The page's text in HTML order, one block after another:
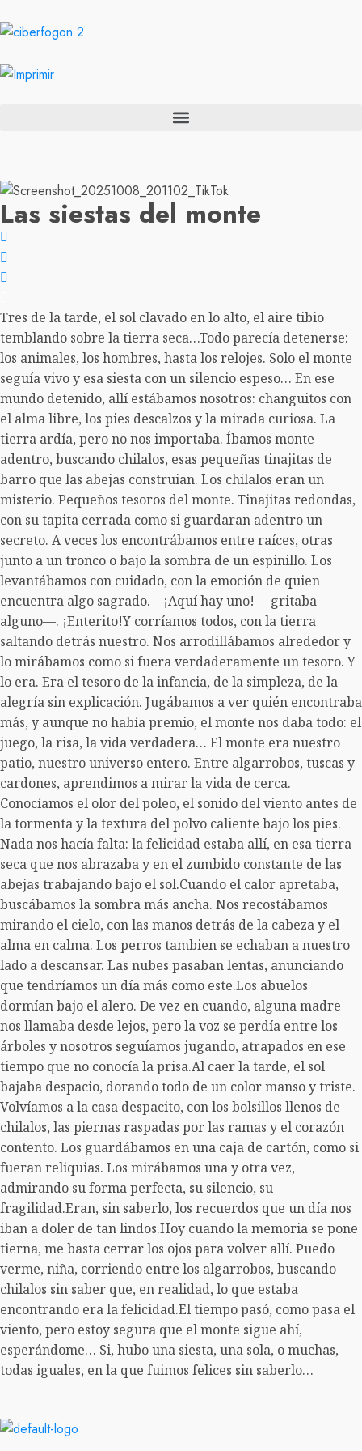
Las siestas del monte
Tres de la tarde, el sol clavado en lo alto, el aire tibio
temblando sobre la tierra seca…Todo parecía detenerse:
los animales, los hombres, hasta los relojes. Solo el monte
seguía vivo y esa siesta con un silencio espeso… En ese
mundo detenido, allí estábamos nosotros: changuitos con
el alma libre, los pies descalzos y la mirada curiosa. La
tierra ardía, pero no nos importaba. Íbamos monte
adentro, buscando chilalos, esas pequeñas tinajitas de
barro que las abejas construian. Los chilalos eran un
misterio. Pequeños tesoros del monte. Tinajitas redondas,
con su tapita cerrada como si guardaran adentro un
secreto. A veces los encontrábamos entre raíces, otras
junto a un tronco o bajo la sombra de un espinillo. Los
levantábamos con cuidado, con la emoción de quien
encuentra algo sagrado.—¡Aquí hay uno! —gritaba
alguno—. ¡Enterito!Y corríamos todos, con la tierra
saltando detrás nuestro. Nos arrodillábamos alrededor y
lo mirábamos como si fuera verdaderamente un tesoro. Y
lo era. Era el tesoro de la infancia, de la simpleza, de la
alegría sin explicación. Jugábamos a ver quién encontraba
más, y aunque no había premio, el monte nos daba todo: el
juego, la risa, la vida verdadera… El monte era nuestro
patio, nuestro universo entero. Entre algarrobos, tuscas y
cardones, aprendimos a mirar la vida de cerca.
Conocíamos el olor del poleo, el sonido del viento antes de
la tormenta y la textura del polvo caliente bajo los pies.
Nada nos hacía falta: la felicidad estaba allí, en esa tierra
seca que nos abrazaba y en el zumbido constante de las
abejas trabajando bajo el sol.Cuando el calor apretaba,
buscábamos la sombra más ancha. Nos recostábamos
mirando el cielo, con las manos detrás de la cabeza y el
alma en calma. Los perros tambien se echaban a nuestro
lado a descansar. Las nubes pasaban lentas, anunciando
que tendríamos un día más como este.Los abuelos
dormían bajo el alero. De vez en cuando, alguna madre
nos llamaba desde lejos, pero la voz se perdía entre los
árboles y nosotros seguíamos jugando, atrapados en ese
tiempo que no conocía la prisa.Al caer la tarde, el sol
bajaba despacio, dorando todo de un color manso y triste.
Volvíamos a la casa despacito, con los bolsillos llenos de
chilalos, las piernas raspadas por las ramas y el corazón
contento. Los guardábamos en una caja de cartón, como si
fueran reliquias. Los mirábamos una y otra vez,
admirando su forma perfecta, su silencio, su
fragilidad.Eran, sin saberlo, los recuerdos que un día nos
iban a doler de tan lindos.Hoy cuando la memoria se pone
tierna, me basta cerrar los ojos para volver allí. Puedo
verme, niña, corriendo entre los algarrobos, buscando
chilalos sin saber que, en realidad, lo que estaba
encontrando era la felicidad.El tiempo pasó, como pasa el
viento, pero estoy segura que el monte sigue ahí,
esperándome… Si, hubo una siesta, una sola, o muchas,
todas iguales, en la que fuimos felices sin saberlo…